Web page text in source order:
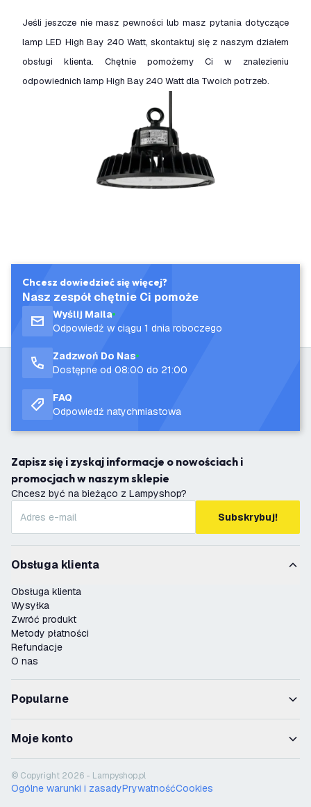
Jeśli jeszcze nie masz pewności lub masz pytania dotyczące
lamp LED High Bay 240 Watt, skontaktuj się z naszym działem
obsługi klienta. Chętnie pomożemy Ci w znalezieniu
odpowiednich lamp High Bay 240 Watt dla Twoich potrzeb.
Chcesz dowiedzieć się więcej?
Nasz zespół chętnie Ci pomoże
Wyślij Maila
Odpowiedź w ciągu 1 dnia roboczego
Zadzwoń Do Nas
Dostępne od 08:00 do 21:00
FAQ
Odpowiedź natychmiastowa
Zapisz się i zyskaj informacje o nowościach i
promocjach w naszym sklepie
Chcesz być na bieżąco z Lampyshop?
Subskrybuj!
Obsługa klienta
Obsługa klienta
Wysyłka
Zwróć produkt
Metody płatności
Refundacje
O nas
Popularne
Moje konto
© Copyright 2026 - Lampyshop.pl
Ogólne warunki i zasadyPrywatnośćCookies